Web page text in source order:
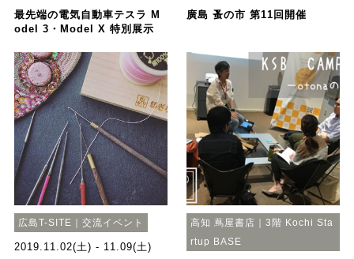
最先端の電気自動車テスラ M
odel 3・Model X 特別展示
廣島 蚤の市 第11回開催
広島T-SITE｜交流イベント
2019.11.02(土) - 11.09(土)
高知 蔦屋書店｜3階 Kochi Sta
rtup BASE